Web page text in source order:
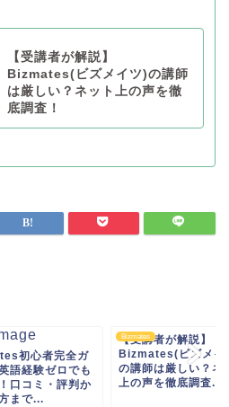
【受講者が解説】
Bizmates(ビズメイツ)の講師
は厳しい？ネット上の声を徹
底調査！
初心者完全ガ
語経験ゼロでも
口コミ・評判か
まで...
Bizmates
【受講者が解説】
Bizmates(ビズメイ
の講師は厳しい？ネ
上の声を徹底調査...